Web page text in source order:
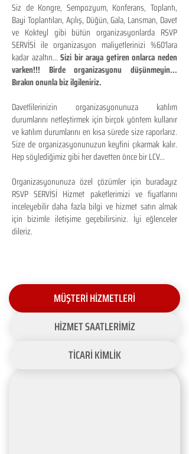
Siz de Kongre, Sempozyum, Konferans, Toplantı,
Bayi Toplantıları, Açılış, Düğün, Gala, Lansman, Davet
ve Kokteyl gibi bütün organizasyonlarda RSVP
SERVİSİ ile organizasyon maliyetlerinizi %60'lara
kadar azaltın...Sizi bir araya getiren onlarca neden
varken!!! Birde organizasyonu düşünmeyin...
Bırakın onunla biz ilgileniriz.
Davetlilerinizin organizasyonunuza katılım
durumlarını netleştirmek için birçok yöntem kullanır
ve katılım durumlarını en kısa sürede size raporlarız.
Size de organizasyonunuzun keyfini çıkarmak kalır.
Hep söylediğimiz gibi her davetten önce bir LCV...
Organizasyonunuza özel çözümler için buradayız
RSVP SERVİSİ Hizmet paketlerimizi ve fiyatlarını
inceleyebilir daha fazla bilgi ve hizmet satın almak
için bizimle iletişime geçebilirsiniz. İyi eğlenceler
dileriz.
MÜŞTERİ HİZMETLERİ
HİZMET SAATLERİMİZ
TİCARİ KİMLİK